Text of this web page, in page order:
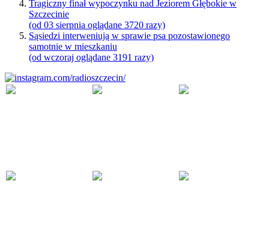
Tragiczny finał wypoczynku nad Jeziorem Głębokie w
Szczecinie
(od 03 sierpnia oglądane 3720 razy)
Sąsiedzi interweniują w sprawie psa pozostawionego
samotnie w mieszkaniu
(od wczoraj oglądane 3191 razy)